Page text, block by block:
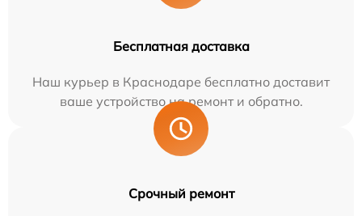
Бесплатная доставка
Наш курьер в Краснодаре бесплатно доставит
ваше устройство на ремонт и обратно.
Срочный ремонт